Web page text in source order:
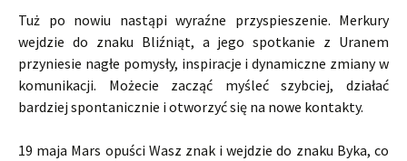
Tuż po nowiu nastąpi wyraźne przyspieszenie. Merkury
wejdzie do znaku Bliźniąt, a jego spotkanie z Uranem
przyniesie nagłe pomysły, inspiracje i dynamiczne zmiany w
komunikacji. Możecie zacząć myśleć szybciej, działać
bardziej spontanicznie i otworzyć się na nowe kontakty.
19 maja Mars opuści Wasz znak i wejdzie do znaku Byka, co